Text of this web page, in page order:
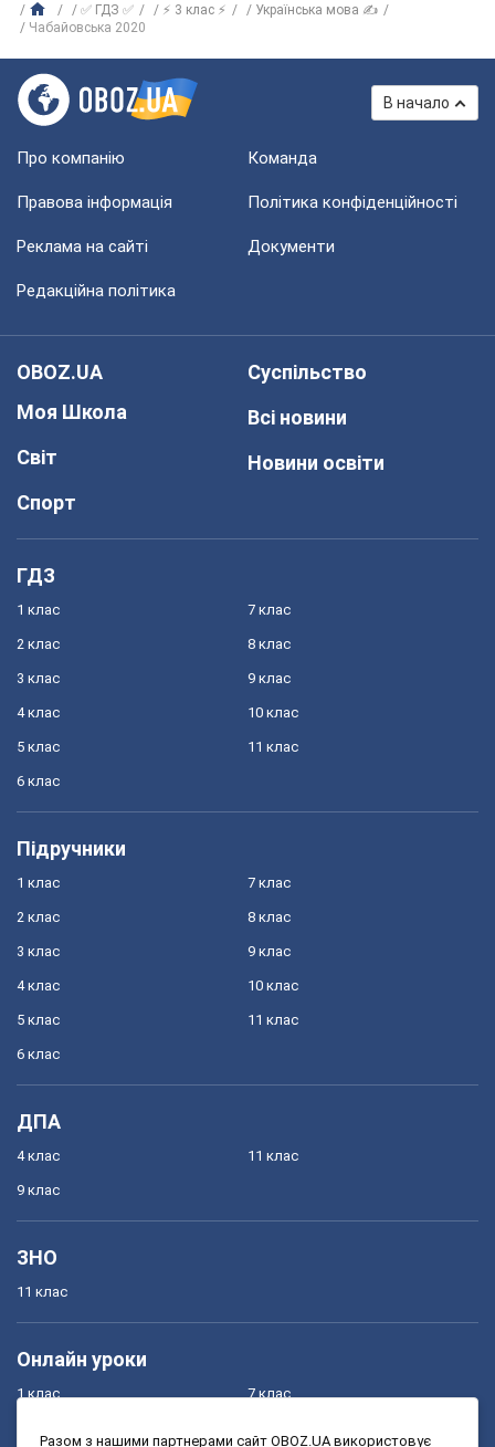
✅ ГДЗ ✅ ⚡ 3 клас ⚡
Українська мова ✍
Чабайовська 2020
В начало
Про компанію Команда
Правова інформація Політика конфіденційності
Реклама на сайті Документи
Редакційна політика
OBOZ.UA
Моя Школа
Світ
Спорт
Суспільство
Всі новини
Новини освіти
ГДЗ
1 клас
2 клас
3 клас
4 клас
5 клас
6 клас
7 клас
8 клас
9 клас
10 клас
11 клас
Підручники
1 клас
2 клас
3 клас
4 клас
5 клас
6 клас
7 клас
8 клас
9 клас
10 клас
11 клас
ДПА
4 клас
9 клас
11 клас
ЗНО
11 клас
Онлайн уроки
1 клас 7 клас
Разом з нашими партнерами сайт OBOZ.UA використовує